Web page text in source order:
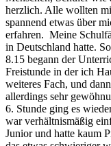
herzlich. Alle wollten
spannend etwas über
erfahren. Meine
in Deutschland hatte.
8.15 begann der
Freistunde in der ich
weiteres Fach, und
allerdings sehr
6. Stunde ging es
war verhältnismäßig
Junior und hatte kaum